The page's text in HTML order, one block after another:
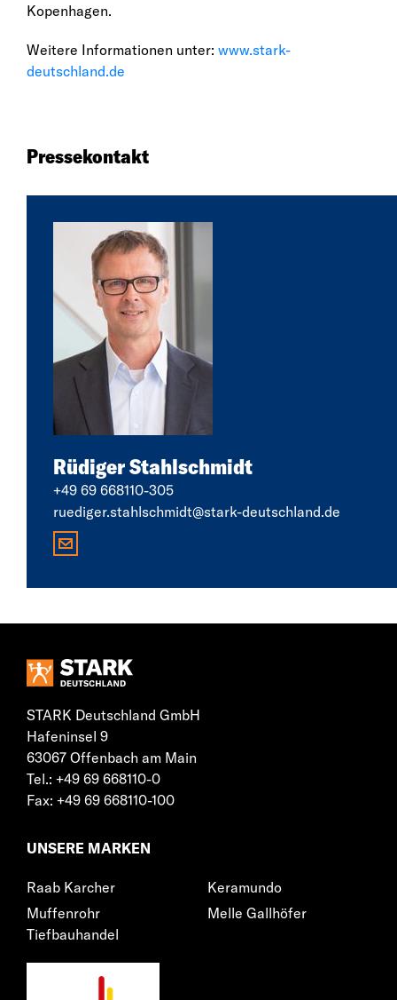
Kopenhagen.
Weitere Informationen unter: www.stark-
deutschland.de
Pressekontakt
Rüdiger Stahlschmidt
+49 69 668110-305
ruediger.stahlschmidt@stark-deutschland.de
STARK Deutschland GmbH
Hafeninsel 9
63067 Offenbach am Main
Tel.: +49 69 668110-0
Fax: +49 69 668110-100
UNSERE MARKEN
Raab Karcher
Keramundo
Muffenrohr
Tiefbauhandel
Melle Gallhöfer